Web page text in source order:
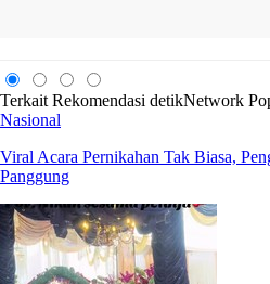
Terkait Rekomendasi detikNetwork
Nasional
Viral Acara Pernikahan Tak Biasa,
Panggung